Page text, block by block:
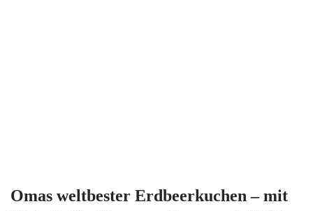
Omas weltbester Erdbeerkuchen – mit